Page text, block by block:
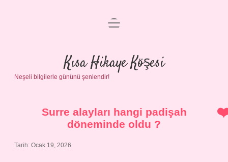
Anasayfa
Gizlilik Politikası
Yasal Uyarı
menüyü
Kısa Hikaye Köşesi
Neşeli bilgilerle gününü şenlendir!
Surre alayları hangi padişah
döneminde oldu ?
Tarih: Ocak 19, 2026